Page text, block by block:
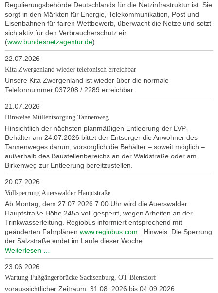
Regulierungsbehörde Deutschlands für die Netzinfrastruktur ist. Sie
sorgt in den Märkten für Energie, Telekommunikation, Post und
Eisenbahnen für fairen Wettbewerb, überwacht die Netze und setzt
sich aktiv für den Verbraucherschutz ein
(www.bundesnetzagentur.de).
22.07.2026
Kita Zwergenland wieder telefonisch erreichbar
Unsere Kita Zwergenland ist wieder über die normale
Telefonnummer 037208 / 2289 erreichbar.
21.07.2026
Hinweise Müllentsorgung Tannenweg
Hinsichtlich der nächsten planmäßigen Entleerung der LVP-
Behälter am 24.07.2026 bittet der Entsorger die Anwohner des
Tannenweges darum, vorsorglich die Behälter – soweit möglich –
außerhalb des Baustellenbereichs an der Waldstraße oder am
Birkenweg zur Entleerung bereitzustellen.
20.07.2026
Vollsperrung Auerswalder Hauptstraße
Ab Montag, dem 27.07.2026 7:00 Uhr wird die Auerswalder
Hauptstraße Höhe 245a voll gesperrt, wegen Arbeiten an der
Trinkwasserleitung. Regiobus informiert entsprechend mit
geänderten Fahrplänen www.regiobus.com . Hinweis: Die Sperrung
der Salzstraße endet im Laufe dieser Woche.
Weiterlesen …
Auerswalder
23.06.2026
Wartung Fußgängerbrücke Sachsenburg, OT Biensdorf
voraussichtlicher Zeitraum: 31.08. 2026 bis 04.09.2026